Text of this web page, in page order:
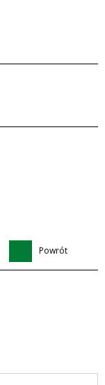
Powrót